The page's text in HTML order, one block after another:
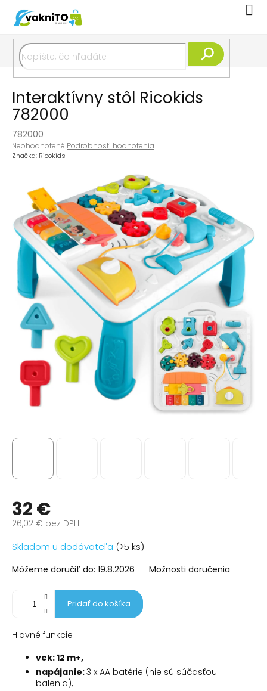
obsah
Interaktívny stôl Ricokids
782000
782000
Priemerné
hodnotenie
hviezdičiek.
Neohodnotené Podrobnosti hodnotenia
Značka: Ricokids
32 €
26,02 € bez DPH
Jednotková
cena:
Skladom u dodávateľa (>5 ks)
Môžeme doručiť do: 19.8.2026 Možnosti doručenia
Pridať do košíka
Hlavné funkcie
vek: 12 m+,
napájanie:3 x AA batérie (nie sú súčasťou
balenia),